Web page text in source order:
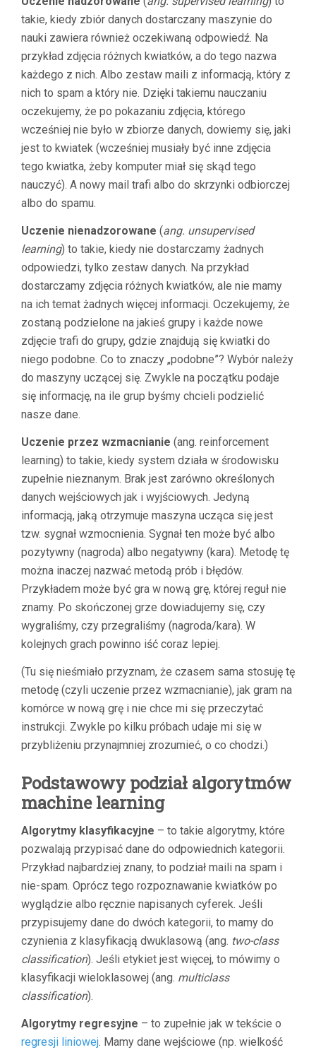
takie, kiedy zbiór danych dostarczany maszynie do
nauki zawiera również oczekiwaną odpowiedź. Na
przykład zdjęcia różnych kwiatków, a do tego nazwa
każdego z nich. Albo zestaw maili z informacją, który z
nich to spam a który nie. Dzięki takiemu nauczaniu
oczekujemy, że po pokazaniu zdjęcia, którego
wcześniej nie było w zbiorze danych, dowiemy się, jaki
jest to kwiatek (wcześniej musiały być inne zdjęcia
tego kwiatka, żeby komputer miał się skąd tego
nauczyć). A nowy mail trafi albo do skrzynki odbiorczej
albo do spamu.
Uczenie nienadzorowane (ang. unsupervised
learning) to takie, kiedy nie dostarczamy żadnych
odpowiedzi, tylko zestaw danych. Na przykład
dostarczamy zdjęcia różnych kwiatków, ale nie mamy
na ich temat żadnych więcej informacji. Oczekujemy, że
zostaną podzielone na jakieś grupy i każde nowe
zdjęcie trafi do grupy, gdzie znajdują się kwiatki do
niego podobne. Co to znaczy „podobne”? Wybór należy
do maszyny uczącej się. Zwykle na początku podaje
się informację, na ile grup byśmy chcieli podzielić
nasze dane.
Uczenie przez wzmacnianie (ang. reinforcement
learning) to takie, kiedy system działa w środowisku
zupełnie nieznanym. Brak jest zarówno określonych
danych wejściowych jak i wyjściowych. Jedyną
informacją, jaką otrzymuje maszyna ucząca się jest
tzw. sygnał wzmocnienia. Sygnał ten może być albo
pozytywny (nagroda) albo negatywny (kara). Metodę tę
można inaczej nazwać metodą prób i błędów.
Przykładem może być gra w nową grę, której reguł nie
znamy. Po skończonej grze dowiadujemy się, czy
wygraliśmy, czy przegraliśmy (nagroda/kara). W
kolejnych grach powinno iść coraz lepiej.
(Tu się nieśmiało przyznam, że czasem sama stosuję tę
metodę (czyli uczenie przez wzmacnianie), jak gram na
komórce w nową grę i nie chce mi się przeczytać
instrukcji. Zwykle po kilku próbach udaje mi się w
przybliżeniu przynajmniej zrozumieć, o co chodzi.)
Podstawowy podział algorytmów
machine learning
Algorytmy klasyfikacyjne – to takie algorytmy, które
pozwalają przypisać dane do odpowiednich kategorii.
Przykład najbardziej znany, to podział maili na spam i
nie-spam. Oprócz tego rozpoznawanie kwiatków po
wyglądzie albo ręcznie napisanych cyferek. Jeśli
przypisujemy dane do dwóch kategorii, to mamy do
czynienia z klasyfikacją dwuklasową (ang. two-class
classification). Jeśli etykiet jest więcej, to mówimy o
klasyfikacji wieloklasowej (ang. multiclass
classification).
Algorytmy regresyjne – to zupełnie jak w tekście o
regresji liniowej. Mamy dane wejściowe (np. wielkość